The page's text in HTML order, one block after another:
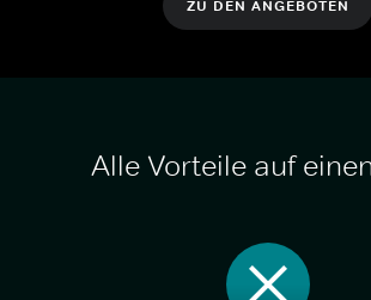
ZU DEN ANGEBOTEN
Alle Vorteile auf